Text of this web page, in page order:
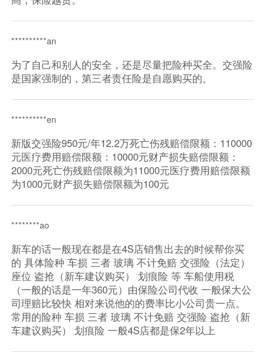
**********an
为了自己和别人的安全，还是尽量把险种买全。交强险
是国家强制的，第三者责任险是自愿购买的。
**********en
新版交强险950元/年12.2万死亡伤残赔偿限额：110000
元医疗费用赔偿限额：10000元财产损失赔偿限额：
2000元死亡伤残赔偿限额为11000元医疗费用赔偿限额
为1000元财产损失赔偿限额为100元
********ao
新车的话一般现在都是在4S店销售出去的时候帮你买
的 具体险种 车损 三者 玻璃 不计免赔 交强险（法定）
座位 盗抢（新车建议购买） 划痕险 等 车船使用税
（一般的话是一年360元）由保险公司代收 一般保大公
司理赔比较快 相对来说他的的费率比小公司贵一点。
常用的险种 车损 三者 玻璃 不计免赔 交强险 盗抢（新
车建议购买） 划痕险 一般4S店都是保2年以上